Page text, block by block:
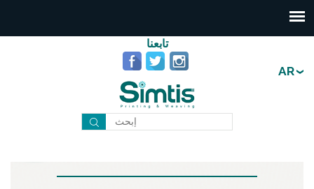
تابعنا
AR